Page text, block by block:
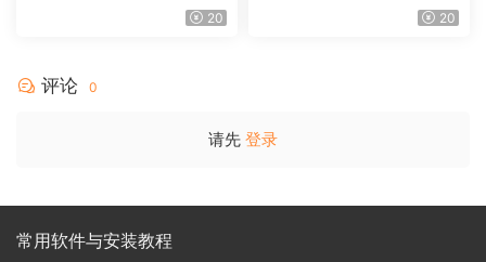
Vinci Resolve Studio21.0.320
戏团 – QUEST 60 调色预设A
20
评论 0
请先 登录
常用软件与安装教程